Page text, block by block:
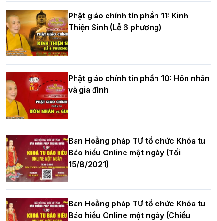
HT.Thích Thọ Lạc được suy cử làm tân
Trưởng BTS GHPGVN tỉnh Nghệ An
Hòa thượng Thích Quảng Tùng tái đắc
cử Trưởng BTS GHPGVN thành phố Hải
Phòng nhiệm kỳ 2026 – 2031
Thượng tọa Thích Tâm Chính được suy
cử tân Trưởng ban Trị sự GHPGVN tỉnh
Phật giáo chính tín phần 11: Kinh
Thiện Sinh (Lễ 6 phương)
Phật giáo chính tín phần 10: Hôn nhân
và gia đình
Ban Hoằng pháp TƯ tổ chức Khóa tu
Báo hiếu Online một ngày (Tối
15/8/2021)
Ban Hoằng pháp TƯ tổ chức Khóa tu
Báo hiếu Online một ngày (Chiều